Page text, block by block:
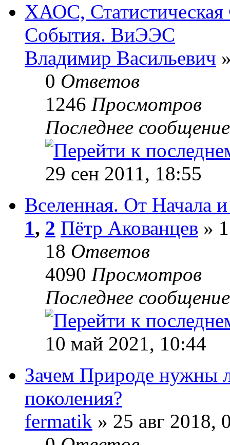
ХАОС,
События. ВиЭЭC
Владимир Васильевич
0 Ответов
1246 Просмотров
Последнее
29 сен 2011, 18:55
Вселенная. От Начала
1, 2 Пётр Акованцев »
18 Ответов
4090 Просмотров
Последнее
10 май 2021, 10:44
Зачем Природе нужны
поколения?
fermatik » 25 авг 2018,